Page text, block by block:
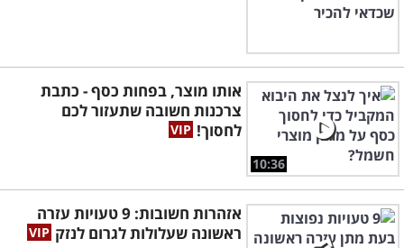
10:36
אותו מוצר, בפחות כסף - כתבת
צרכנות חשובה שתעזור לכם
לחסוך!
אזהרות חשובות: 9 טעויות עזרה
ראשונה שעלולות לגרום לנזק